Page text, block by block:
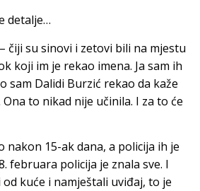
detalje…
čiji su sinovi i zetovi bili na mjestu
koji im je rekao imena. Ja sam ih
sam Dalidi Burzić rekao da kaže
Ona to nikad nije učinila. I za to će
nakon 15-ak dana, a policija ih je
februara policija je znala sve. I
kuće i namještali uviđaj, to je